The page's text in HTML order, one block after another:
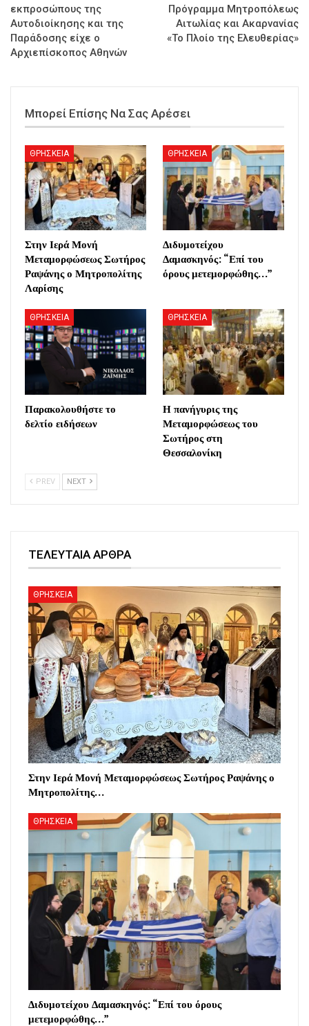
εκπροσώπους της
Αυτοδιοίκησης και της
Παράδοσης είχε ο
Αρχιεπίσκοπος Αθηνών
Πρόγραμμα Μητροπόλεως
Αιτωλίας και Ακαρνανίας
«Το Πλοίο της Ελευθερίας»
Μπορεί Επίσης Να Σας Αρέσει
ΘΡΗΣΚΕΙΑ
Στην Ιερά Μονή
Μεταμορφώσεως Σωτήρος
Ραψάνης ο Μητροπολίτης
Λαρίσης
ΘΡΗΣΚΕΙΑ
Διδυμοτείχου
Δαμασκηνός: “Επί του
όρους μετεμορφώθης…”
ΘΡΗΣΚΕΙΑ
Παρακολουθήστε το
δελτίο ειδήσεων
ΘΡΗΣΚΕΙΑ
Η πανήγυρις της
Μεταμορφώσεως του
Σωτήρος στη
Θεσσαλονίκη
PREV NEXT
ΤΕΛΕΥΤΑΙΑ ΑΡΘΡΑ
ΘΡΗΣΚΕΙΑ
Στην Ιερά Μονή Μεταμορφώσεως Σωτήρος Ραψάνης ο
Μητροπολίτης…
ΘΡΗΣΚΕΙΑ
Διδυμοτείχου Δαμασκηνός: “Επί του όρους
μετεμορφώθης…”